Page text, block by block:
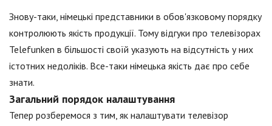
Знову-таки, німецькі представники в обов'язковому порядку
контролюють якість продукції. Тому відгуки про телевізорах
Telefunken в більшості своїй указують на відсутність у них
істотних недоліків. Все-таки німецька якість дає про себе
знати.
Загальний порядок налаштування
Тепер розберемося з тим, як налаштувати телевізор